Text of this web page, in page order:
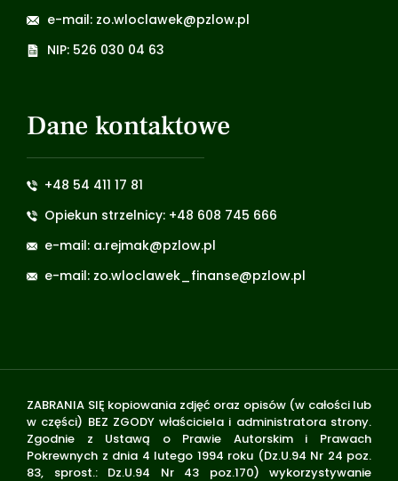
e-mail: zo.wloclawek@pzlow.pl
NIP: 526 030 04 63
Dane kontaktowe
+48 54 411 17 81
Opiekun strzelnicy: +48 608 745 666
e-mail: a.rejmak@pzlow.pl
e-mail: zo.wloclawek_finanse@pzlow.pl
ZABRANIA SIĘ kopiowania zdjęć oraz opisów (w całości lub
w części) BEZ ZGODY właściciela i administratora strony.
Zgodnie z Ustawą o Prawie Autorskim i Prawach
Pokrewnych z dnia 4 lutego 1994 roku (Dz.U.94 Nr 24 poz.
83, sprost.: Dz.U.94 Nr 43 poz.170) wykorzystywanie